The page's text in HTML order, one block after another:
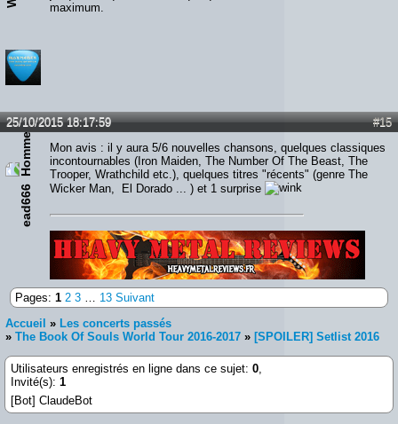
maximum.
#15
25/10/2015 18:17:59
ead666
Mon avis : il y aura 5/6 nouvelles chansons, quelques classiques
incontournables (Iron Maiden, The Number Of The Beast, The
Trooper, Wrathchild etc.), quelques titres "récents" (genre The
Wicker Man, El Dorado ... ) et 1 surprise
Lien :http://heavymetalreviews.fr/
Pages: 1 2 3 13 Suivant
Accueil » Les concerts passés
» The Book Of Souls World Tour 2016-2017 » [SPOILER] Setlist 2016
Utilisateurs enregistrés en ligne dans ce sujet: 0
Invité(s): 1
[Bot] ClaudeBot